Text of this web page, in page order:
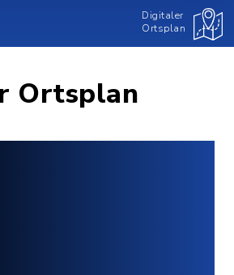
Digitaler
Ortsplan
Ortsplan